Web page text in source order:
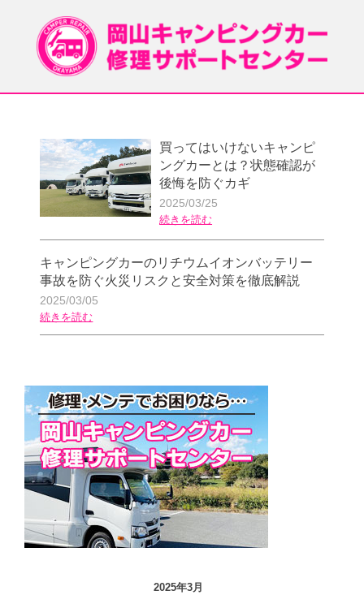
買ってはいけないキャンピ
ングカーとは？状態確認が
後悔を防ぐカギ
2025/03/25
続きを読む
キャンピングカーのリチウムイオンバッテリー
事故を防ぐ火災リスクと安全対策を徹底解説
2025/03/05
続きを読む
2025年3月